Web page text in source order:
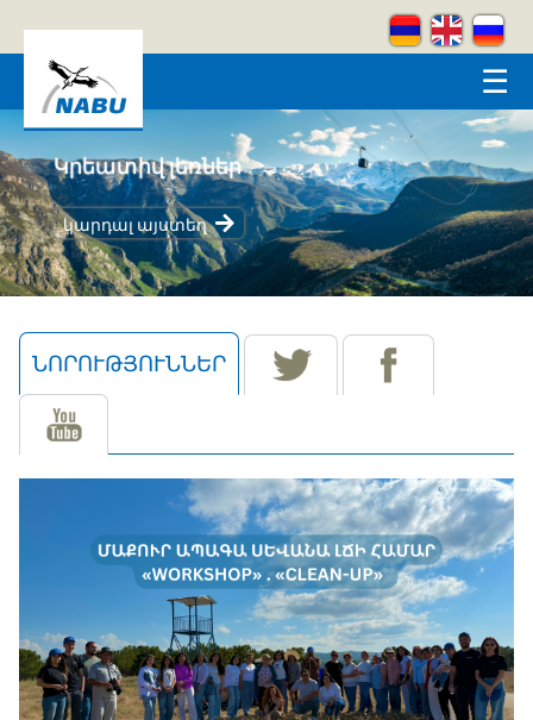
☰
Կրեատիվ լեռներ
կարդալ այստեղ
ՆՈՐՈՒԹՅՈՒՆՆԵՐ (ԱԿՏԻՎ ԹԱԲ)
tw fb
yt